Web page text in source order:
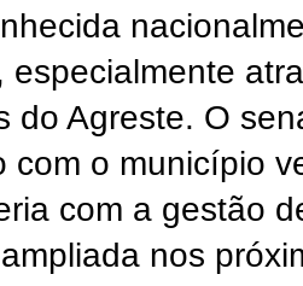
especialmente
do Agreste. O
com o município
com a gestão
nos